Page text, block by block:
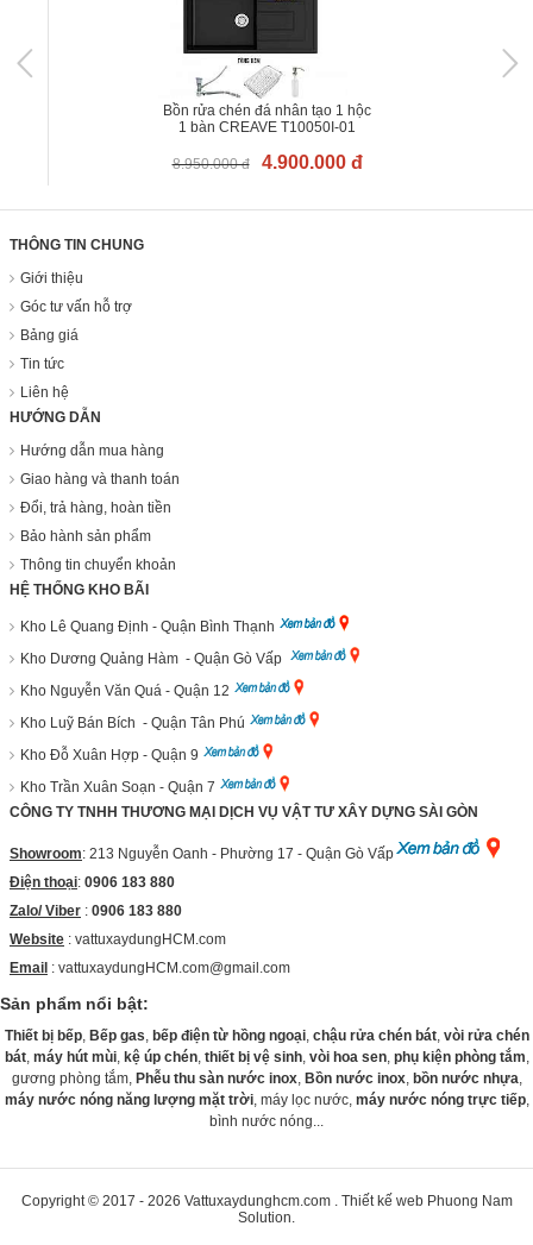
Bồn rửa chén đá nhân tạo 1 hộc
1 bàn CREAVE T10050I-01
8.950.000 đ 4.900.000 đ
THÔNG TIN CHUNG
Giới thiệu
Góc tư vấn hỗ trợ
Bảng giá
Tin tức
Liên hệ
HƯỚNG DẪN
Hướng dẫn mua hàng
Giao hàng và thanh toán
Đổi, trả hàng, hoàn tiền
Bảo hành sản phẩm
Thông tin chuyển khoản
HỆ THỐNG KHO BÃI
Kho Lê Quang Định - Quận Bình Thạnh
Kho Dương Quảng Hàm - Quận Gò Vấp
Kho Nguyễn Văn Quá - Quận 12
Kho Luỹ Bán Bích - Quận Tân Phú
Kho Đỗ Xuân Hợp - Quận 9
Kho Trần Xuân Soạn - Quận 7
CÔNG TY TNHH THƯƠNG MẠI DỊCH VỤ VẬT TƯ XÂY DỰNG SÀI GÒN
Showroom: 213 Nguyễn Oanh - Phường 17 - Quận Gò Vấp
Điện thoại: 0906 183 880
Zalo/ Viber : 0906 183 880
Website : vattuxaydungHCM.com
Email : vattuxaydungHCM.com@gmail.com
Sản phẩm nổi bật:
Thiết bị bếp, Bếp gas, bếp điện từ hồng ngoại, chậu rửa chén bát, vòi rửa chén
bát, máy hút mùi, kệ úp chén, thiết bị vệ sinh, vòi hoa sen, phụ kiện phòng tắm,
gương phòng tắm, Phễu thu sàn nước inox, Bồn nước inox, bồn nước nhựa,
máy nước nóng năng lượng mặt trời, máy lọc nước, máy nước nóng trực tiếp,
bình nước nóng...
Copyright © 2017 - 2026 Vattuxaydunghcm.com. Thiết kế web Phuong Nam
Solution.